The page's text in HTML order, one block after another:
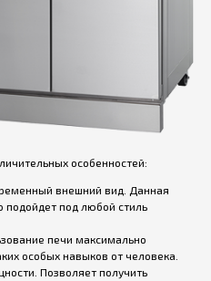
особенностей:
внешний вид. Данная
подойдет под любой стиль
печи максимально
особых навыков от человека.
Позволяет получить